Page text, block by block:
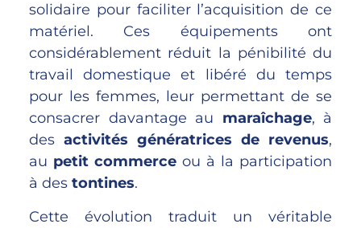
solidaire pour faciliter l’acquisition de ce
matériel. Ces équipements ont
considérablement réduit la pénibilité du
travail domestique et libéré du temps
pour les femmes, leur permettant de se
consacrer davantage au maraîchage, à
des activités génératrices de revenus,
au petit commerce ou à la participation
à des tontines.
Cette évolution traduit un véritable